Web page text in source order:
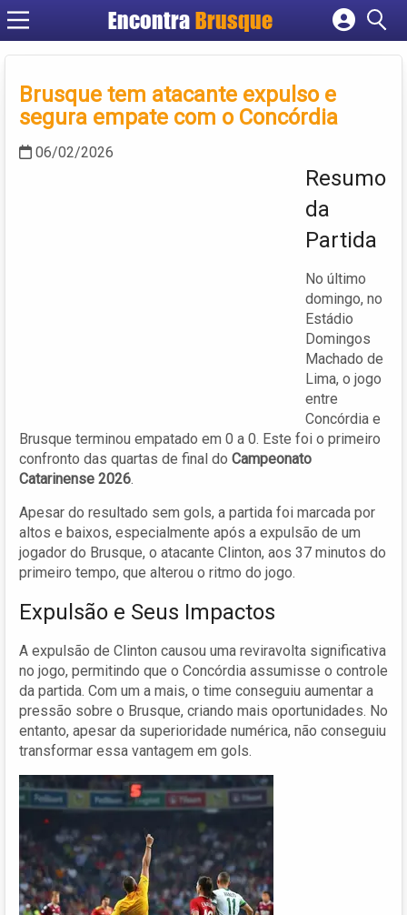
EncontraBrusque
Cadastrar empresa
Criar conta
Brusque tem atacante expulso e
segura empate com o Concórdia
06/02/2026
Resumo
da
Partida
No último
domingo, no
Estádio
Domingos
Machado de
Lima, o jogo
entre
Concórdia e
Brusque terminou empatado em 0 a 0. Este foi o primeiro
confronto das quartas de final do Campeonato
Catarinense 2026.
Apesar do resultado sem gols, a partida foi marcada por
altos e baixos, especialmente após a expulsão de um
jogador do Brusque, o atacante Clinton, aos 37 minutos do
primeiro tempo, que alterou o ritmo do jogo.
Expulsão e Seus Impactos
A expulsão de Clinton causou uma reviravolta significativa
no jogo, permitindo que o Concórdia assumisse o controle
da partida. Com um a mais, o time conseguiu aumentar a
pressão sobre o Brusque, criando mais oportunidades. No
entanto, apesar da superioridade numérica, não conseguiu
transformar essa vantagem em gols.